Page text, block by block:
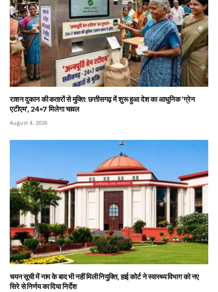
राशन दुकान की कतारों से मुक्ति: छत्तीसगढ़ में शुरू हुआ देश का आधुनिक ‘ग्रेन
एटीएम’, 24×7 मिलेगा चावल
August 8, 2026
चयन सूची में नाम के बाद भी नहीं मिली नियुक्ति, हाई कोर्ट ने स्वास्थ्य विभाग को नए
सिरे से निर्णय का दिया निर्देश